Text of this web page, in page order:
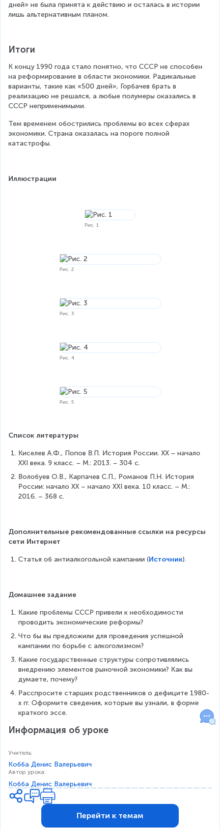
дней» не была принята к действию и осталась в истории
лишь альтернативным планом.
Итоги
К концу 1990 года стало понятно, что СССР не способен
на реформирование в области экономики. Радикальные
варианты, такие как «500 дней», Горбачев брать в
реализацию не решался, а любые полумеры оказались в
СССР неприменимыми.
Тем временем обострились проблемы во всех сферах
экономики. Страна оказалась на пороге полной
катастрофы.
Иллюстрации
Рис. 1
Рис. 2
Рис. 3
Рис. 4
Рис. 5
Список литературы
Киселев А.Ф., Попов В.П. История России. ХХ – начало
XXI века. 9 класс. – М.: 2013. – 304 с.
Волобуев О.В., Карпачев С.П., Романов П.Н. История
России: начало XX – начало XXI века. 10 класс. – М.:
2016. – 368 с.
Дополнительные рекомендованные ссылки на ресурсы
сети Интернет
Статья об антиалкогольной кампании (Источник).
Домашнее задание
Какие проблемы СССР привели к необходимости
проводить экономические реформы?
Что бы вы предложили для проведения успешной
кампании по борьбе с алкоголизмом?
Какие государственные структуры сопротивлялись
внедрению элементов рыночной экономики? Как вы
думаете, почему?
Расспросите старших родственников о дефиците 1980-
х гг. Оформите сведения, которые вы узнали, в форме
краткого эссе.
Информация об уроке
Учитель:
Кобба Денис Валерьевич
Автор урока:
Кобба Денис Валерьевич
Перейти к темам